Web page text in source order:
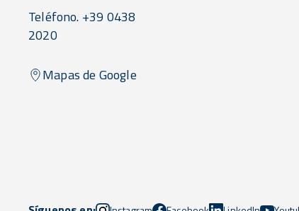
Teléfono. +39 0438
2020
Mapas de Google